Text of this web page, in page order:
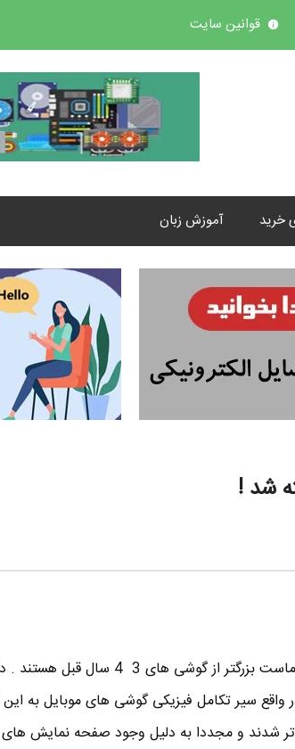
قوانین سایت
خرید آموزش زبان
شد !
گوشی های موبایلی که امروزه در دست ماست
واقع سیر تکامل فیزیکی گوشی های موبایل به
شدند و مجددا به دلیل وجود صفحه نمایش